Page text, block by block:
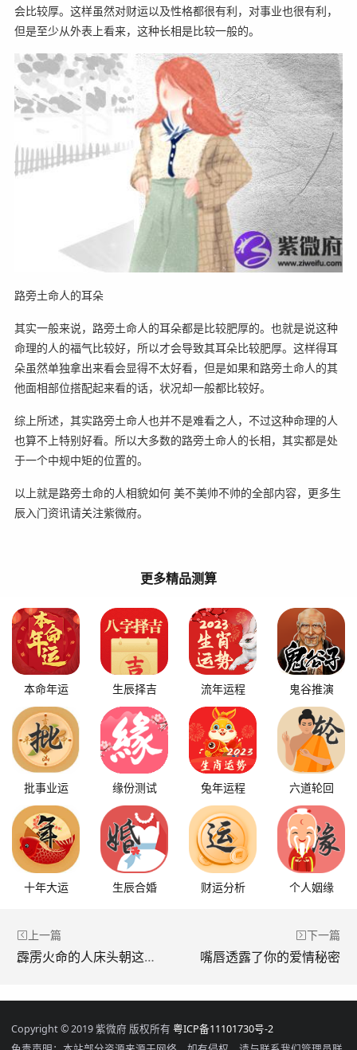
会比较厚。这样虽然对财运以及性格都很有利，对事业也很有利，
但是至少从外表上看来，这种长相是比较一般的。
路旁土命人的耳朵
其实一般来说，路旁土命人的耳朵都是比较肥厚的。也就是说这种
命理的人的福气比较好，所以才会导致其耳朵比较肥厚。这样得耳
朵虽然单独拿出来看会显得不太好看，但是如果和路旁土命人的其
他面相部位搭配起来看的话，状况却一般都比较好。
综上所述，其实路旁土命人也并不是难看之人，不过这种命理的人
也算不上特别好看。所以大多数的路旁土命人的长相，其实都是处
于一个中规中矩的位置的。
以上就是路旁土命的人相貌如何 美不美帅不帅的全部内容，更多生
辰入门资讯请关注紫微府。
更多精品测算
本命年运 生辰择吉 流年运程 鬼谷推演
批事业运 缘份测试 兔年运程 六道轮回
十年大运 生辰合婚 财运分析 个人姻缘
上一篇
霹雳火命的人床头朝这个方向最妙
下一篇
嘴唇透露了你的爱情秘密
Copyright © 2019 紫微府 版权所有 粤ICP备11101730号-2